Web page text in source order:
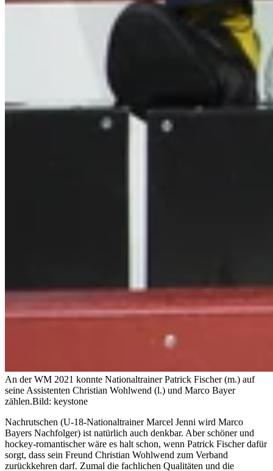
An der WM 2021 konnte Nationaltrainer Patrick Fischer (m.) auf
seine Assistenten Christian Wohlwend (l.) und Marco Bayer
zählen.Bild: keystone
Nachrutschen (U-18-Nationaltrainer Marcel Jenni wird Marco
Bayers Nachfolger) ist natürlich auch denkbar. Aber schöner und
hockey-romantischer wäre es halt schon, wenn Patrick Fischer dafür
sorgt, dass sein Freund Christian Wohlwend zum Verband
zurückkehren darf. Zumal die fachlichen Qualitäten und die